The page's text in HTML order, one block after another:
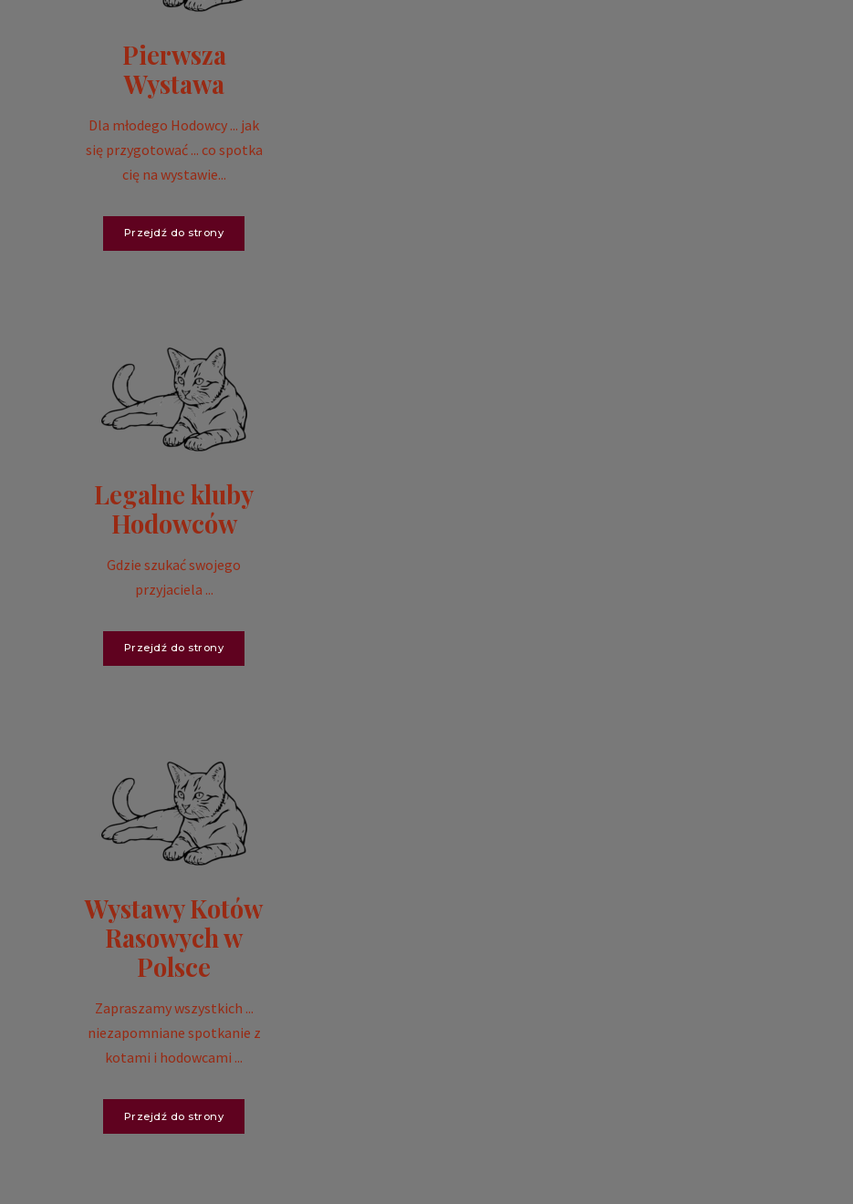
Pierwsza
Wystawa
Dla młodego Hodowcy ... jak
się przygotować ... co spotka
cię na wystawie...
Przejdź do strony
Legalne kluby
Hodowców
Gdzie szukać swojego
przyjaciela ...
Przejdź do strony
Wystawy Kotów
Rasowych w
Polsce
Zapraszamy wszystkich ...
niezapomniane spotkanie z
kotami i hodowcami ...
Przejdź do strony